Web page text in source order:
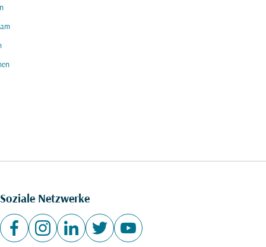
Soziale Netzwerke